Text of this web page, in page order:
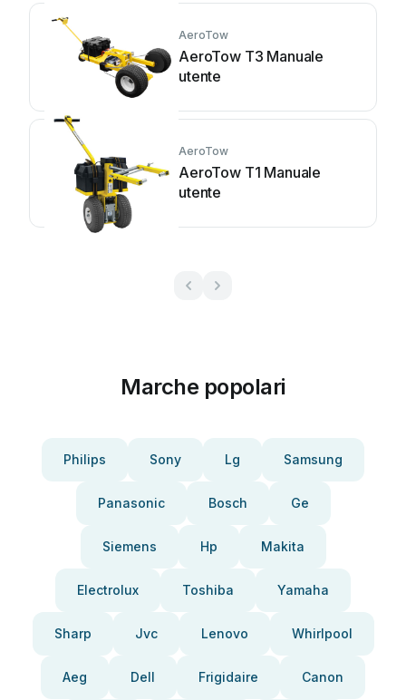
AeroTow
AeroTow T3 Manuale
utente
AeroTow
AeroTow T1 Manuale
utente
Marche popolari
Philips Sony Lg Samsung
Panasonic Bosch Ge
Siemens Hp Makita
Electrolux Toshiba Yamaha
Sharp Jvc Lenovo Whirlpool
Aeg Dell Frigidaire Canon